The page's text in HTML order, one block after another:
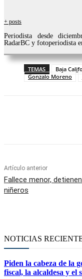
+ posts
Periodista desde
RadarBC y fotoperiodista
TEMAS Baja
Gonzalo Moreno
Artículo anterior
Fallece menor,
niñeros
NOTICIAS
Piden la cabeza de la
fiscal, la alcaldesa y el